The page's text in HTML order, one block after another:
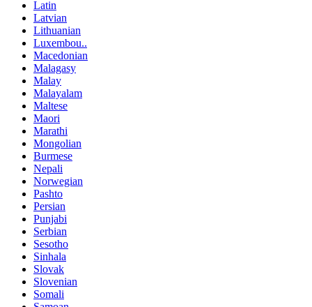
Latin
Latvian
Lithuanian
Luxembou..
Macedonian
Malagasy
Malay
Malayalam
Maltese
Maori
Marathi
Mongolian
Burmese
Nepali
Norwegian
Pashto
Persian
Punjabi
Serbian
Sesotho
Sinhala
Slovak
Slovenian
Somali